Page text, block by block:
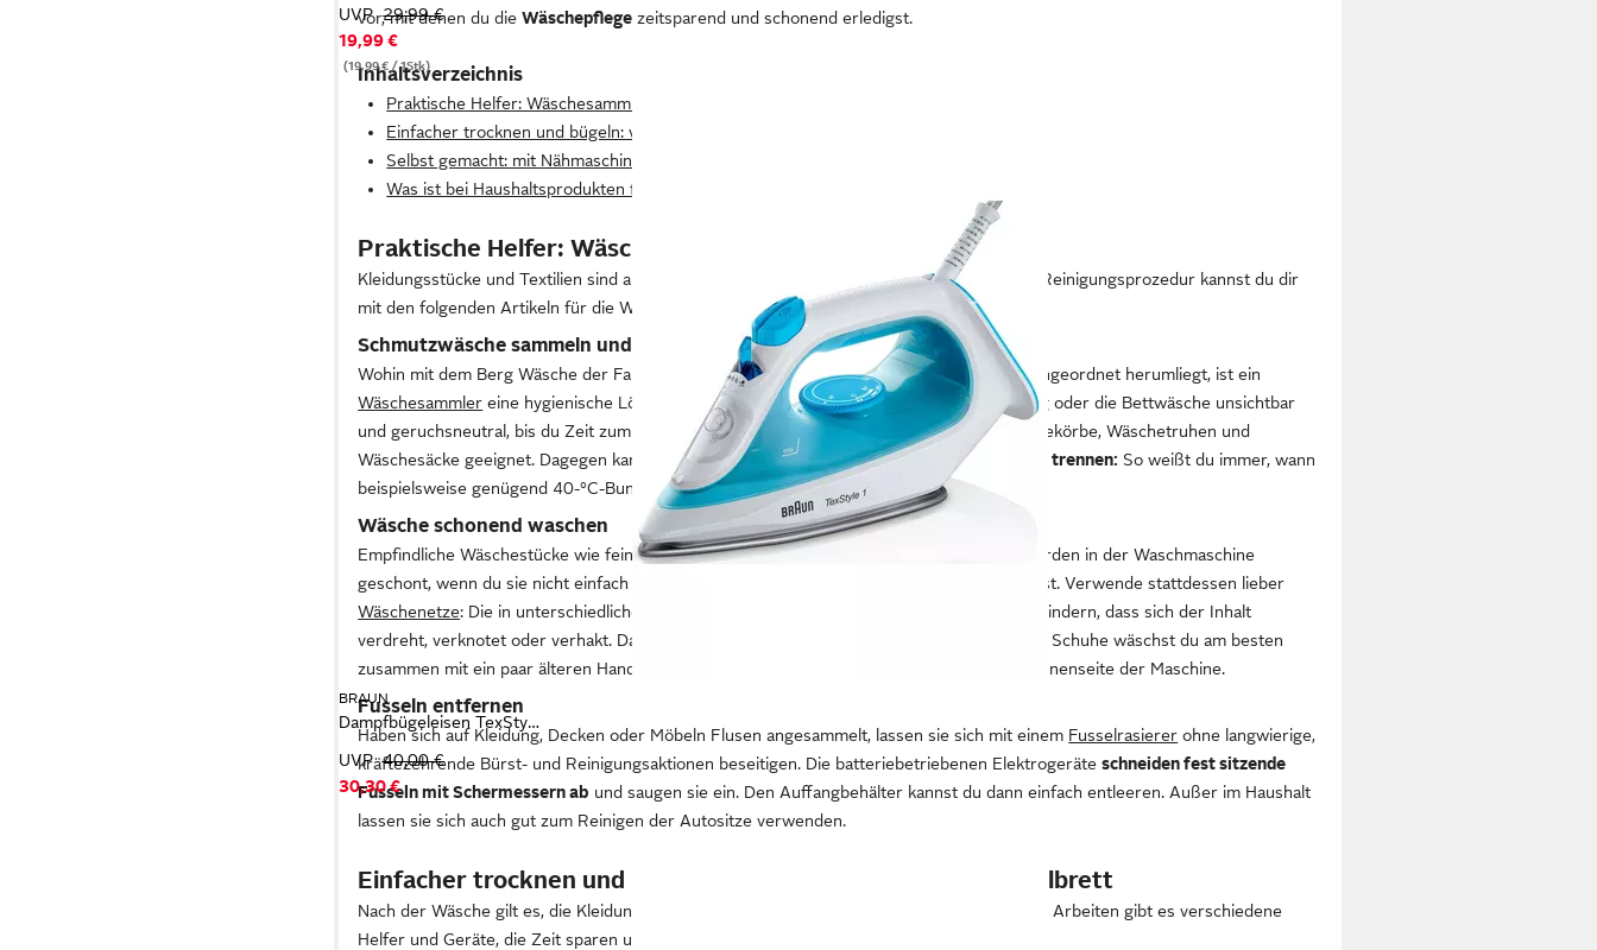
UVP 29,99 €
19,99 €
(19,99 € / 1Stk)
BRAUN
Dampfbügeleisen TexStyle 1 SI 1050 BL - 2.000 W, 120 g Dampfstoß, 220 ml Wassertank
UVP 40,00 €
30,30 €
vor, mit denen du dieWäschepflege zeitsparend und schonend erledigst.
Inhaltsverzeichnis
Praktische Helfer: Wäschesammler und Wäschenetze
Einfacher trocknen und bügeln: von Wäscheständer bis Bügelbrett
Selbst gemacht: mit Nähmaschine und Stickmaschine
Was ist bei Haushaltsprodukten für die Wäschepflege wichtig?
Praktische Helfer: Wäschesammler und Wäschenetze
Kleidungsstücke und Textilien sind aus hygienischen Gründen regelmäßig zu säubern. Die Reinigungsprozedur kannst du dir
mit den folgenden Artikeln für die Wäschepflege erleichtern.
Schmutzwäsche sammeln und sortieren
Wohin mit dem Berg Wäsche der Familie? Damit im Kinder- und Schlafzimmer nicht alles ungeordnet herumliegt, ist ein
Wäschesammler eine hygienische Lösung. Darin lagert die durchgeschwitzte Sportkleidung oder die Bettwäsche unsichtbar
und geruchsneutral, bis du Zeit zum Waschen findest. Als einfacher Lagerplatz sind Wäschekörbe, Wäschetruhen und
Wäschesäcke geeignet. Dagegen kannst du in einem Wäschesortiererdie Textilien bereits trennen: So weißt du immer, wann
beispielsweise genügend 40-°C-Buntwäsche für eine Maschinenladung vorhanden ist.
Wäsche schonend waschen
Empfindliche Wäschestücke wie feine Strumpfhosen, Stützstrümpfe, BHs oder Schuhe werden in der Waschmaschine
geschont, wenn du sie nicht einfach zusammen mit anderen Textilien in die Trommel steckst. Verwende stattdessen lieber
Wäschenetze: Die in unterschiedlichen Größen erhältlichen Beutel mit Reißverschluss verhindern, dass sich der Inhalt
verdreht, verknotet oder verhakt. Dadurch bleibt das
Schuhe wäschst du am besten
zusammen mit ein paar älteren Handtüchern: So schlagen sie nicht permanent gegen die Innenseite der Maschine.
Fusseln entfernen
Haben sich auf Kleidung, Decken oder Möbeln Flusen angesammelt, lassen sie sich mit einem Fusselrasierer ohne langwierige,
kräftezehrende Bürst- und Reinigungsaktionen beseitigen. Die batteriebetriebenen Elektrogeräteschneiden fest sitzende
Fusseln mit Schermessern ab und saugen sie ein. Den Auffangbehälter kannst du dann einfach entleeren. Außer im Haushalt
lassen sie sich auch gut zum Reinigen der Autositze verwenden.
Einfacher trocknen und bügeln: von Wäscheständer bis Bügelbrett
Nach der Wäsche gilt es, die Kleidung zu trocknen und gegebenenfalls zu bügeln. Für diese Arbeiten gibt es verschiedene
Helfer und Geräte, die Zeit sparen und den Komfort erhöhen.